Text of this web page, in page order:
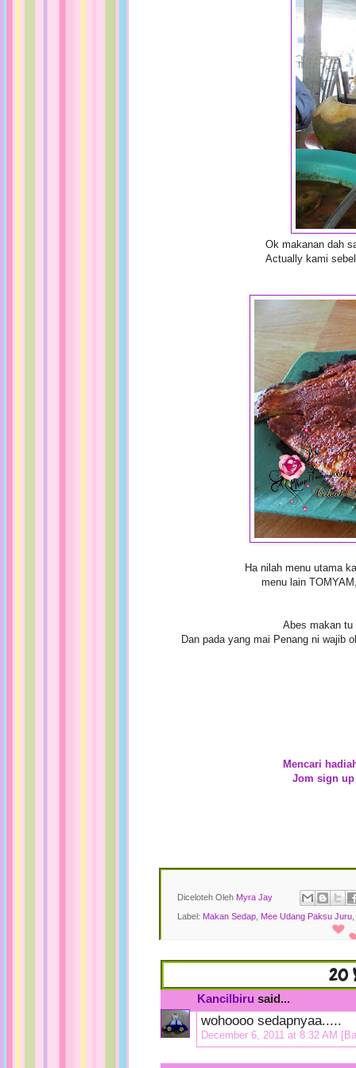
Ok makanan dah
Actually kami
Ha nilah menu utama
menu lain
Abes makan tu
Dan pada yang mai Penang ni wajib
Mencari
Jom sign up
Diceloteh Oleh Myra Jay
Label: Makan Sedap Mee Udang Paksu Juru
20
Kancilbiru said...
wohoooo sedapnyaa.....
December 6, 2011 at 8:32 AM